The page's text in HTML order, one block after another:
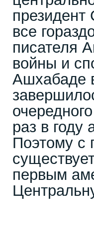
все
писателя
войны и
Ашхабаде
раз в году
Поэтому с
первым